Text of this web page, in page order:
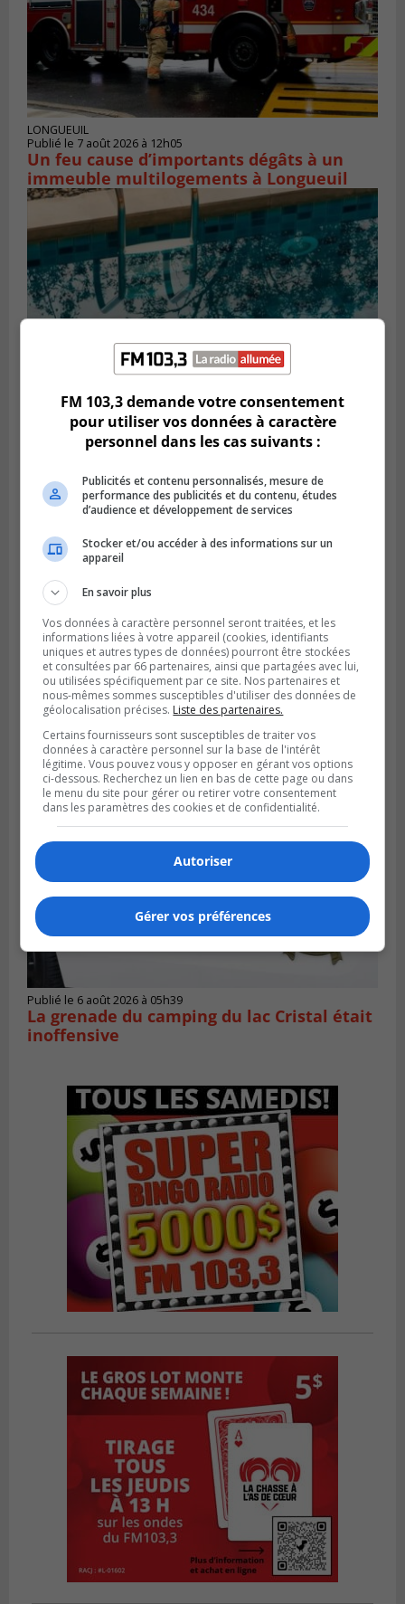
LONGUEUIL
Publié le 7 août 2026 à 12h05
Un feu cause d’importants dégâts à un
immeuble multilogements à Longueuil
SAINT-CONSTANT
Publié le 7 août 2026 à 06h15
La police enquête sur une noyade à Saint-
LONGUEUIL
Des jeunes ciblent la Montérégie pour
le Défi écrou de roue
Publié le 6 août 2026 à 05h39
La grenade du camping du lac Cristal était
inoffensive
FM 103,3 demande votre consentement
pour utiliser vos données à caractère
personnel dans les cas suivants :
Publicités et contenu personnalisés, mesure de
performance des publicités et du contenu, études
d’audience et développement de services
Stocker et/ou accéder à des informations sur un
appareil
En savoir plus
Vos données à caractère personnel seront traitées, et les
informations liées à votre appareil (cookies, identifiants
uniques et autres types de données) pourront être stockées
et consultées par 66 partenaires, ainsi que partagées avec lui,
ou utilisées spécifiquement par ce site. Nos partenaires et
nous-mêmes sommes susceptibles d'utiliser des données de
géolocalisation précises. Liste des partenaires.
Certains fournisseurs sont susceptibles de traiter vos
données à caractère personnel sur la base de l'intérêt
légitime. Vous pouvez vous y opposer en gérant vos options
ci-dessous. Recherchez un lien en bas de cette page ou dans
le menu du site pour gérer ou retirer votre consentement
dans les paramètres des cookies et de confidentialité.
Autoriser
Gérer vos préférences